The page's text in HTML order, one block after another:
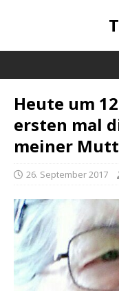
Heute um
ersten mal
meiner
26. September 2017